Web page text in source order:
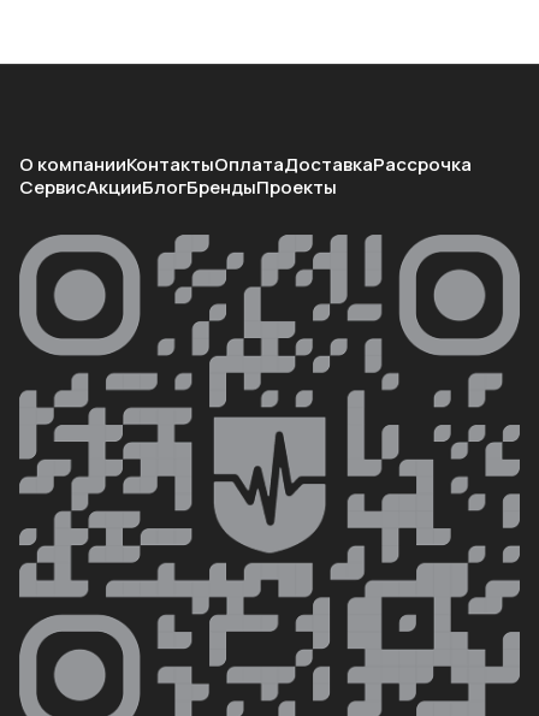
О компанииКонтактыОплатаДоставкаРассрочка
СервисАкцииБлогБрендыПроекты